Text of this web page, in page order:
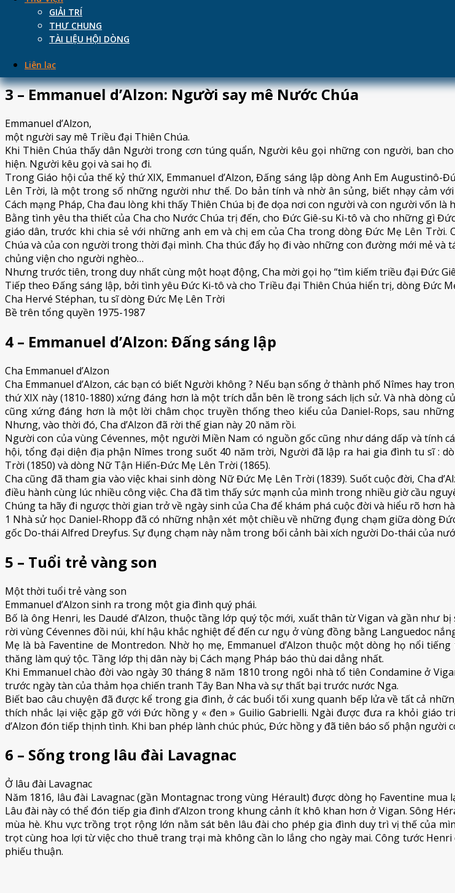
GIẢI TRÍ
THƯ CHUNG
TÀI LIỆU HỘI DÒNG
Liên lạc
2 – Căn tín người tu sĩ dòng Đức Mẹ Lên Trời
tình yêu Đức Ki-tô, làm việc cho Nước Chúa trị đến nơi chúng ta và xung quanh chúng ta.
3 – Emmanuel d’Alzon: Người say mê Nước Chúa
Emmanuel d’Alzon,
một người say mê Triều đại Thiên Chúa.
Khi Thiên Chúa thấy dân Người trong cơn túng quẩn, Người kêu gọi những con người, ban
hiện. Người kêu gọi và sai họ đi.
Trong Giáo hội của thế kỷ thứ XIX, Emmanuel d’Alzon, Đấng sáng lập dòng Anh Em
Lên Trời, là một trong số những người như thế. Do bản tính và nhờ ân sủng, biết nhạy cảm
Cách mạng Pháp, Cha đau lòng khi thấy Thiên Chúa bị đe dọa nơi con người và con người vốn là
Bằng tình yêu tha thiết của Cha cho Nước Chúa trị đến, cho Đức Giê-su Ki-tô và cho những gì
giáo dân, trước khi chia sẻ với những anh em và chị em của Cha trong dòng Đức Mẹ Lên Trời.
Chúa và của con người trong thời đại mình. Cha thúc đẩy họ đi vào những con đường mới mẻ
chủng viện cho người nghèo…
Nhưng trước tiên, trong duy nhất cùng một hoạt động, Cha mời gọi họ “tìm kiếm triều đại Đức
Tiếp theo Đấng sáng lập, bởi tình yêu Đức Ki-tô và cho Triều đại Thiên Chúa hiển trị, dòng Đức
Cha Hervé Stéphan, tu sĩ dòng Đức Mẹ Lên Trời
Bề trên tổng quyền 1975-1987
4 – Emmanuel d’Alzon: Đấng sáng lập
Cha Emmanuel d’Alzon
Cha Emmanuel d’Alzon, các bạn có biết Người không ? Nếu bạn sống ở thành phố Nîmes hay
thứ XIX này (1810-1880) xứng đáng hơn là một trích dẫn bên lề trong sách lịch sử. Và nhà dòng
cũng xứng đáng hơn là một lời châm chọc truyền thống theo kiểu của Daniel-Rops, sau
Nhưng, vào thời đó, Cha d’Alzon đã rời thế gian này 20 năm rồi.
Người con của vùng Cévennes, một người Miền Nam có nguồn gốc cũng như dáng dấp và tính
hội, tổng đại diện địa phận Nîmes trong suốt 40 năm trời, Người đã lập ra hai gia đình tu sĩ :
Trời (1850) và dòng Nữ Tận Hiến-Đức Mẹ Lên Trời (1865).
Cha cũng đã tham gia vào việc khai sinh dòng Nữ Đức Mẹ Lên Trời (1839). Suốt cuộc đời, Cha
điều hành cùng lúc nhiều công việc. Cha đã tìm thấy sức mạnh của mình trong nhiều giờ cầu
Chúng ta hãy đi ngược thời gian trở về ngày sinh của Cha để khám phá cuộc đời và hiểu rõ hơn
1 Nhà sử học Daniel-Rhopp đã có những nhận xét một chiều về những đụng chạm giữa dòng
gốc Do-thái Alfred Dreyfus. Sự đụng chạm này nằm trong bối cảnh bài xích người Do-thái của
5 – Tuổi trẻ vàng son
Một thời tuổi trẻ vàng son
Emmanuel d’Alzon sinh ra trong một gia đình quý phái.
Bố là ông Henri, les Daudé d’Alzon, thuộc tầng lớp quý tộc mới, xuất thân từ Vigan và gần như
rời vùng Cévennes đồi núi, khí hậu khắc nghiệt để đến cư ngụ ở vùng đồng bằng Languedoc
Mẹ là bà Faventine de Montredon. Nhờ họ mẹ, Emmanuel d’Alzon thuộc một dòng họ nổi
thăng làm quý tộc. Tầng lớp thị dân này bị Cách mạng Pháp báo thù dai dẳng nhất.
Khi Emmanuel chào đời vào ngày 30 tháng 8 năm 1810 trong ngôi nhà tổ tiên Condamine ở
trước ngày tàn của thảm họa chiến tranh Tây Ban Nha và sự thất bại trước nước Nga.
Biết bao câu chuyện đã được kể trong gia đình, ở các buổi tối xung quanh bếp lửa về tất cả
thích nhắc lại việc gặp gỡ với Đức hồng y « đen » Guilio Gabrielli. Ngài được đưa ra khỏi
d’Alzon đón tiếp thịnh tình. Khi ban phép lành chúc phúc, Đức hồng y đã tiên báo số phận người
6 – Sống trong lâu đài Lavagnac
Ở lâu đài Lavagnac
Năm 1816, lâu đài Lavagnac (gần Montagnac trong vùng Hérault) được dòng họ Faventine
Lâu đài này có thể đón tiếp gia đình d’Alzon trong khung cảnh ít khô khan hơn ở Vigan. Sông
mùa hè. Khu vực trồng trọt rộng lớn nằm sát bên lâu đài cho phép gia đình duy trì vị thế của
trọt cùng hoa lợi từ việc cho thuê trang trại mà không cần lo lắng cho ngày mai. Công tước Henri
phiếu thuận.